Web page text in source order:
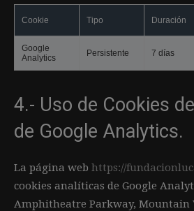
Cookie Tipo Duración
Google
Analytics
Persistente 7 días
4.- Uso de Cookies
de Google Analytics.
La página web https://
cookies analíticas de Google
Amphitheatre Parkway, Mountain